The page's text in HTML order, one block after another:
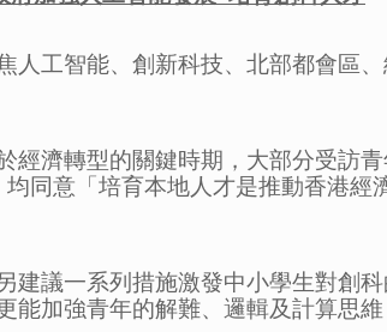
工智能、創新科技、北部都會區
濟轉型的關鍵時期，大部分受訪
同意「培育本地人才是推動香港
議一系列措施激發中小學生對創
加強青年的解難、邏輯及計算思